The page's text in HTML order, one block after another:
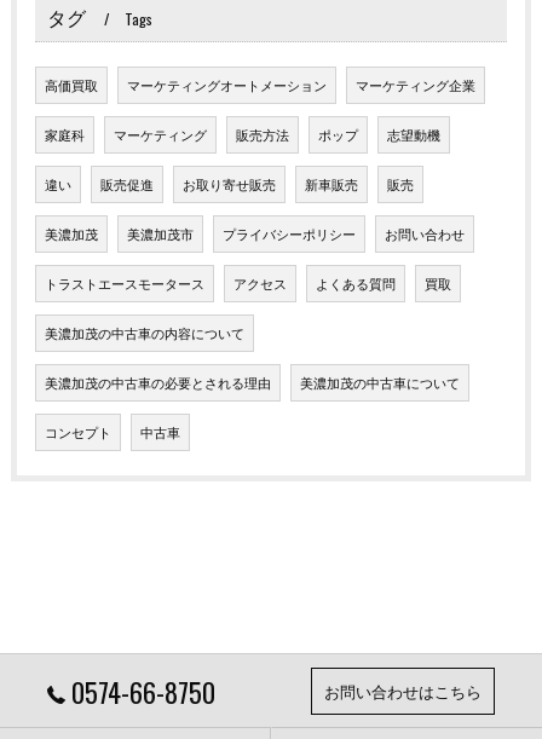
タグ Tags
高価買取 マーケティングオートメーション マーケティング企業
家庭科 マーケティング 販売方法 ポップ 志望動機
違い 販売促進 お取り寄せ販売 新車販売 販売
美濃加茂 美濃加茂市 プライバシーポリシー お問い合わせ
トラストエースモータース アクセス よくある質問 買取
美濃加茂の中古車の内容について
美濃加茂の中古車の必要とされる理由 美濃加茂の中古車について
コンセプト 中古車
0574-66-8750 お問い合わせはこちら